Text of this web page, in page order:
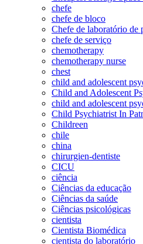
chefe
chefe de bloco
Chefe de laboratório de
chefe de serviço
chemotherapy
chemotherapy nurse
chest
child and adolescent
Child and Adolescent
child and adolescent
Child Psychiatrist In
Childreen
chile
china
chirurgien-dentiste
CICU
ciência
Ciências da educação
Ciências da saúde
Ciências psicológicas
cientista
Cientista Biomédica
cientista do laboratório